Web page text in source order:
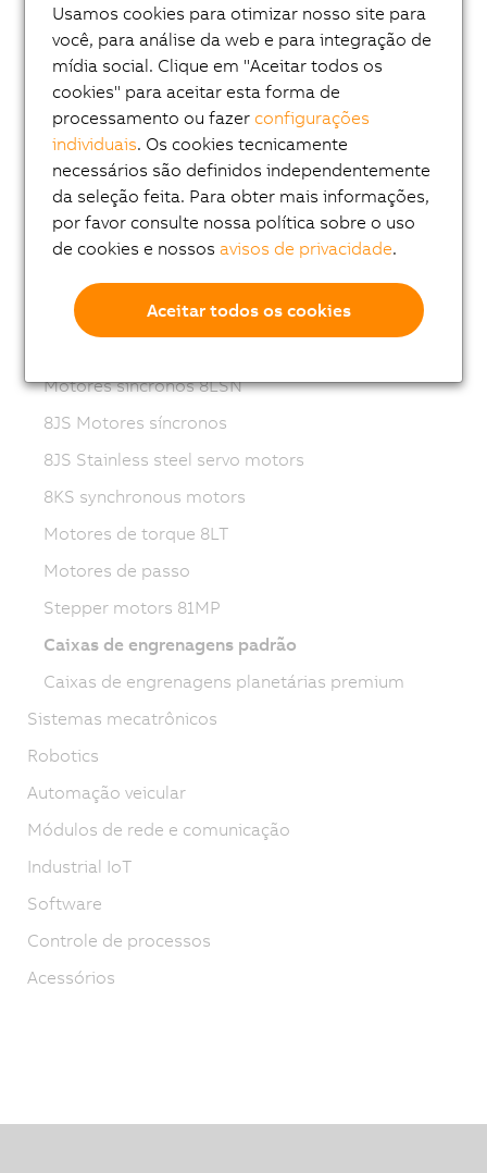
Variable frequency drives (VFD)
8LS-4 synchronous motors
8MS-4 synchronous motors
ACOPOSmotor Compact
8WSA servo motors
8WSB gear motors
Motores compactos 8LV
8LWA synchronous motors
Motores síncronos 8LSN
8JS Motores síncronos
8JS Stainless steel servo motors
8KS synchronous motors
Motores de torque 8LT
Motores de passo
Stepper motors 81MP
Caixas de engrenagens padrão
Caixas de engrenagens planetárias premium
Sistemas mecatrônicos
Robotics
Automação veicular
Módulos de rede e comunicação
Industrial IoT
Software
Controle de processos
Acessórios
Usamos cookies para otimizar nosso site para
você, para análise da web e para integração de
mídia social. Clique em "Aceitar todos os
cookies" para aceitar esta forma de
processamento ou fazerconfigurações
individuais. Os cookies tecnicamente
necessários são definidos independentemente
da seleção feita. Para obter mais informações,
por favor consulte nossa política sobre o uso
de cookies e nossosavisos de privacidade.
Aceitar todos os cookies